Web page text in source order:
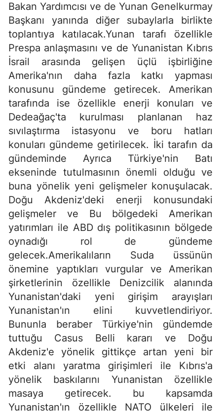
Bakan Yardımcısı ve de Yunan Genelkurmay
Başkanı yanında diğer subaylarla birlikte
toplantıya katılacak.Yunan tarafı özellikle
Prespa anlaşmasını ve de Yunanistan Kıbrıs
İsrail arasında gelişen üçlü işbirliğine
Amerika'nın daha fazla katkı yapması
konusunu gündeme getirecek. Amerikan
tarafında ise özellikle enerji konuları ve
Dedeağaç'ta kurulması planlanan haz
sıvılaştırma istasyonu ve boru hatları
konuları gündeme getirilecek. İki tarafın da
gündeminde Ayrıca Türkiye'nin Batı
ekseninde tutulmasının önemli olduğu ve
buna yönelik yeni gelişmeler konuşulacak.
Doğu Akdeniz'deki enerji konusundaki
gelişmeler ve Bu bölgedeki Amerikan
yatırımları ile ABD dış politikasının bölgede
oynadığı rol de gündeme
gelecek.Amerikalıların Suda üssünün
önemine yaptıkları vurgular ve Amerikan
şirketlerinin özellikle Denizcilik alanında
Yunanistan'daki yeni girişim arayışları
Yunanistan'ın elini kuvvetlendiriyor.
Bununla beraber Türkiye'nin gündemde
tuttuğu Casus Belli kararı ve Doğu
Akdeniz'e yönelik gittikçe artan yeni bir
etki alanı yaratma girişimleri ile Kıbrıs'a
yönelik baskılarını Yunanistan özellikle
masaya getirecek. bu kapsamda
Yunanistan'ın özellikle NATO ülkeleri ile